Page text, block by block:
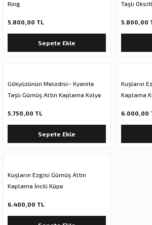
Ring
5.800,00 TL
Sepete Ekle
Taşlı
5.800,00
Gökyüzünün Melodisi– Kyanite
Taşlı Gümüş Altın Kaplama Kolye
5.750,00 TL
Sepete Ekle
Kuşların
Kaplama
6.000,00
Kuşların Ezgisi Gümüş Altın
Kaplama İncili Küpe
6.400,00 TL